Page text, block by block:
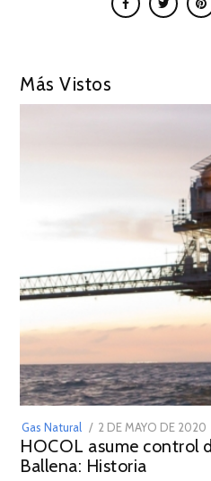
Más Vistos
Gas Natural
POSTED
ON
2 DE MAYO DE 2020
HOCOL asume control
Ballena: Historia